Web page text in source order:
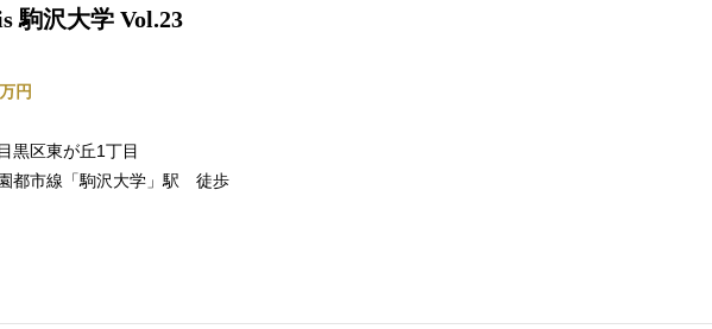
駒沢大学 Vol.23
円
黒区東が丘1丁目
都市線「駒沢大学」駅 徒歩